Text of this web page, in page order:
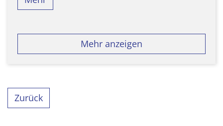
Mehr anzeigen
Zurück